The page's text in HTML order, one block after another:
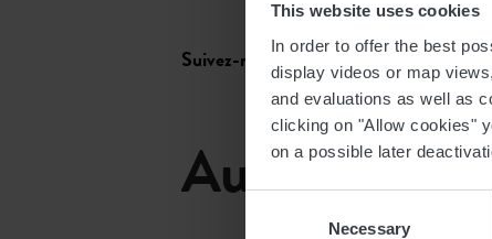
This website uses cookies
In order to offer the best
display videos or map
and evaluations as well as
clicking on "Allow cookies"
on a possible later
Necessary
Suivez-nous sur
Autres